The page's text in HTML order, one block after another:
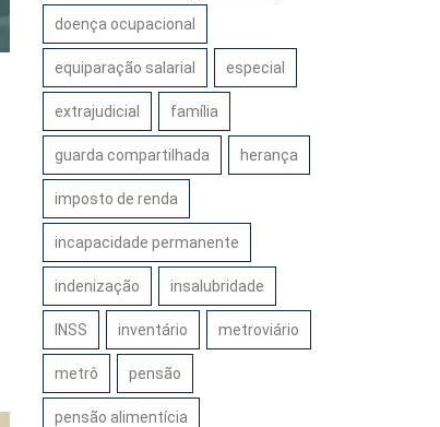
doença ocupacional
equiparação salarial especial
extrajudicial família
guarda compartilhada herança
imposto de renda
incapacidade permanente
indenização insalubridade
INSS inventário metroviário
metrô pensão
pensão alimentícia